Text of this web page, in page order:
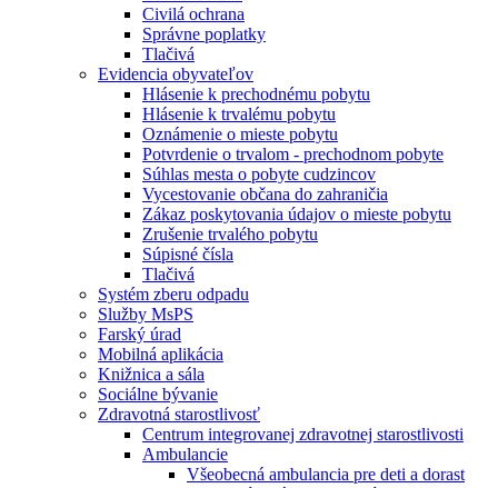
Civilá ochrana
Správne poplatky
Tlačivá
Evidencia obyvateľov
Hlásenie k prechodnému pobytu
Hlásenie k trvalému pobytu
Oznámenie o mieste pobytu
Potvrdenie o trvalom - prechodnom pobyte
Súhlas mesta o pobyte cudzincov
Vycestovanie občana do zahraničia
Zákaz poskytovania údajov o mieste pobytu
Zrušenie trvalého pobytu
Súpisné čísla
Tlačivá
Systém zberu odpadu
Služby MsPS
Farský úrad
Mobilná aplikácia
Knižnica a sála
Sociálne bývanie
Zdravotná starostlivosť
Centrum integrovanej zdravotnej starostlivosti
Ambulancie
Všeobecná ambulancia pre deti a dorast